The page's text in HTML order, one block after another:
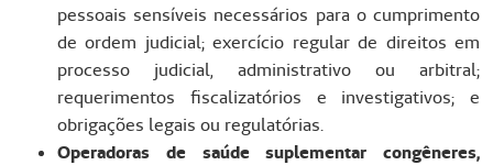
pessoais sensíveis necessários para o cumprimento
de ordem judicial; exercício regular de direitos em
processo judicial, administrativo ou arbitral;
requerimentos fiscalizatórios e investigativos; e
obrigações legais ou regulatórias.
Operadoras de saúde suplementar congêneres,